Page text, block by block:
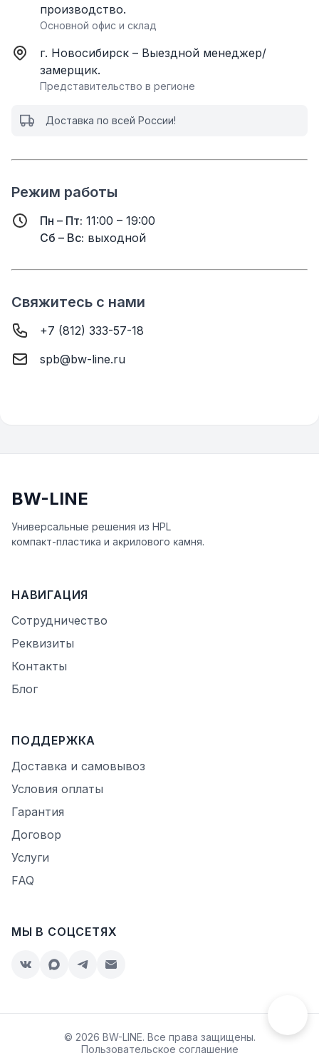
производство.
Основной офис и склад
г. Новосибирск – Выездной менеджер/
замерщик.
Представительство в регионе
Доставка по всей России!
Режим работы
Пн – Пт: 11:00 – 19:00
Сб – Вс: выходной
Свяжитесь с нами
+7 (812) 333-57-18
spb@bw-line.ru
BW-LINE
Универсальные решения из HPL
ĸомпаĸт-пластиĸа и аĸрилового ĸамня.
НАВИГАЦИЯ
Сотрудничество
Реквизиты
Контакты
Блог
ПОДДЕРЖКА
Доставка и самовывоз
Условия оплаты
Гарантия
Договор
Услуги
FAQ
МЫ В СОЦСЕТЯХ
© 2026 BW-LINE. Все права защищены.
Пользовательское соглашение